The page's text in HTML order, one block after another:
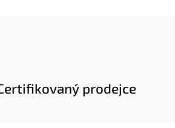
prodejce